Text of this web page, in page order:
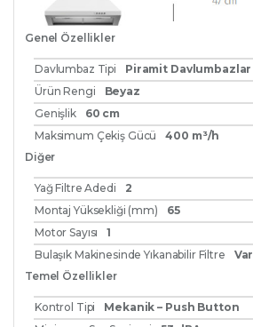
Genel Özellikler
Davlumbaz Tipi
Piramit Davlumbazlar
Ürün Rengi
Beyaz
Genişlik
60 cm
Maksimum Çekiş Gücü
400 m³/h
Diğer
Yağ Filtre Adedi
2
Montaj Yüksekliği (mm)
65
Motor Sayısı
1
Bulaşık Makinesinde Yıkanabilir Filtre
Var
Temel Özellikler
Kontrol Tipi
Mekanik – Push Button